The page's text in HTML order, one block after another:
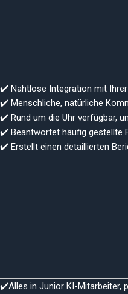
✔️ Nahtlose Integration mit
✔️ Menschliche, natürliche
✔️ Rund um die Uhr verfügbar,
✔️ Beantwortet häufig gestellte
✔️ Erstellt einen detaillierten
✔️Alles in Junior KI-Mitarbeiter,